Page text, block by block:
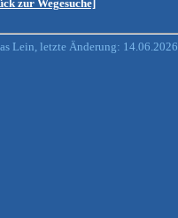
zur Wegesuche]
Lein, letzte Änderung: 14.06.2026